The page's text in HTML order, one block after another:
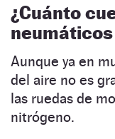
¿Cuánto
Aunque ya en
del aire no es
las ruedas de
nitrógeno.